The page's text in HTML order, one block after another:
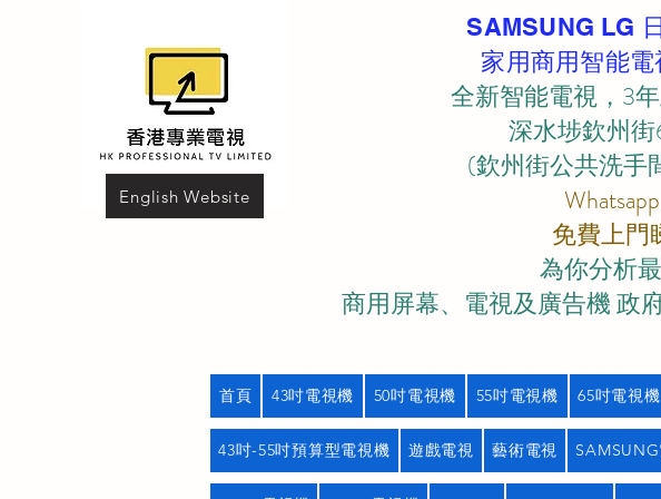
English Website
SAMSUNG LG
家用商用智能
全新智能電視，3
深水埗欽州
(欽州街公共洗手
免費上門
為你分析
商用屏幕、電視及廣告機 政
首頁 43吋電視機 50吋電視機 55吋電視機 65吋電視機
43吋-55吋預算型電視機 遊戲電視 藝術電視